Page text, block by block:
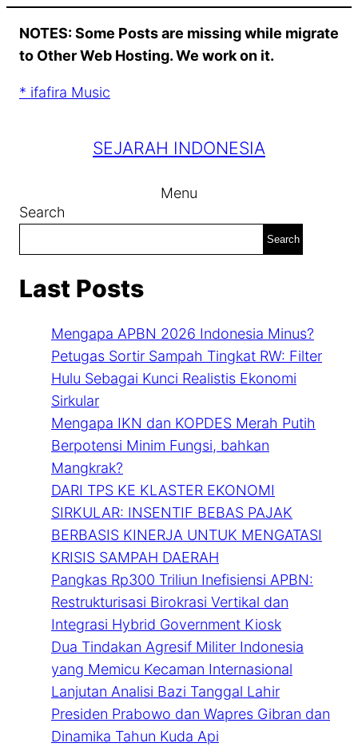
content
NOTES: Some Posts are missing while migrate
to Other Web Hosting. We work on it.
* ifafira Music
SEJARAH INDONESIA
Menu
Search
Search
Last Posts
Mengapa APBN 2026 Indonesia Minus?
Petugas Sortir Sampah Tingkat RW: Filter
Hulu Sebagai Kunci Realistis Ekonomi
Sirkular
Mengapa IKN dan KOPDES Merah Putih
Berpotensi Minim Fungsi, bahkan
Mangkrak?
DARI TPS KE KLASTER EKONOMI
SIRKULAR: INSENTIF BEBAS PAJAK
BERBASIS KINERJA UNTUK MENGATASI
KRISIS SAMPAH DAERAH
Pangkas Rp300 Triliun Inefisiensi APBN:
Restrukturisasi Birokrasi Vertikal dan
Integrasi Hybrid Government Kiosk
Dua Tindakan Agresif Militer Indonesia
yang Memicu Kecaman Internasional
Lanjutan Analisi Bazi Tanggal Lahir
Presiden Prabowo dan Wapres Gibran dan
Dinamika Tahun Kuda Api